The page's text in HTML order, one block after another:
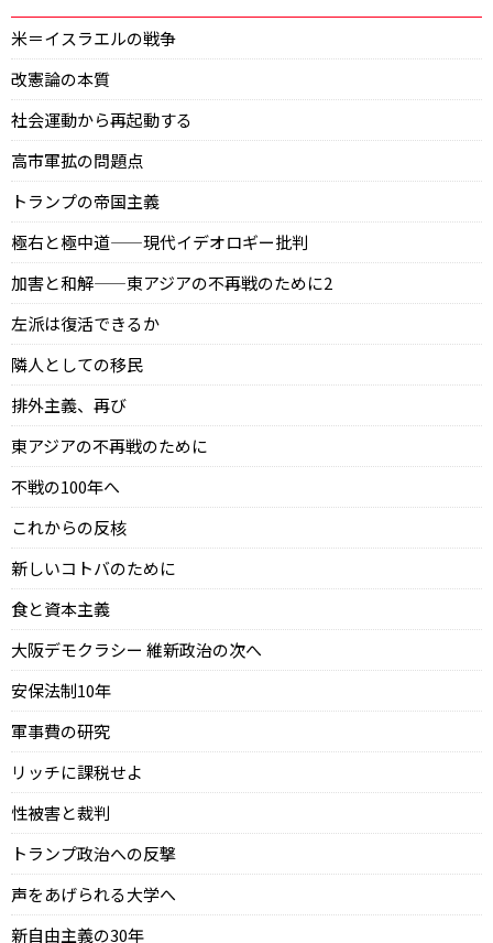
米＝イスラエルの戦争
改憲論の本質
社会運動から再起動する
高市軍拡の問題点
トランプの帝国主義
極右と極中道——現代イデオロギー批判
加害と和解——東アジアの不再戦のために2
左派は復活できるか
隣人としての移民
排外主義、再び
東アジアの不再戦のために
不戦の100年へ
これからの反核
新しいコトバのために
食と資本主義
大阪デモクラシー 維新政治の次へ
安保法制10年
軍事費の研究
リッチに課税せよ
性被害と裁判
トランプ政治への反撃
声をあげられる大学へ
新自由主義の30年